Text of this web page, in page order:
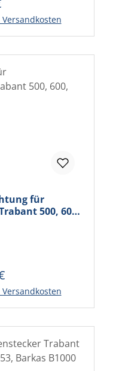
für
500, 600,
Preis: